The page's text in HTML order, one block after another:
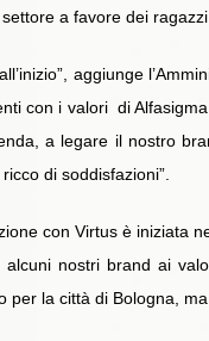
a favore dei
aggiunge
con i valori di
a legare il nostro
di soddisfazioni”.
con Virtus è iniziata
alcuni nostri brand ai
per la città di Bologna,